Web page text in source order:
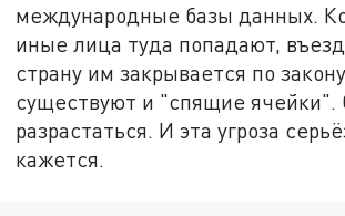
международные базы данных.
иные лица туда попадают,
страну им закрывается по
существуют и "спящие ячейки".
разрастаться. И эта угроза
кажется.